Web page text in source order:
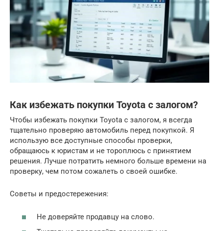
Как избежать покупки Toyota с залогом?
Чтобы избежать покупки Toyota с залогом, я всегда
тщательно проверяю автомобиль перед покупкой. Я
использую все доступные способы проверки,
обращаюсь к юристам и не тороплюсь с принятием
решения. Лучше потратить немного больше времени на
проверку, чем потом сожалеть о своей ошибке.
Советы и предостережения:
Не доверяйте продавцу на слово.